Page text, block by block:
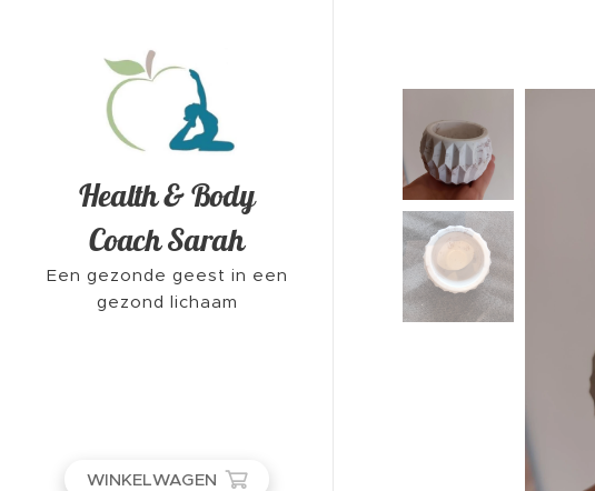
Health & Body
Coach Sarah
Een gezonde geest in een
gezond lichaam
WINKELWAGEN